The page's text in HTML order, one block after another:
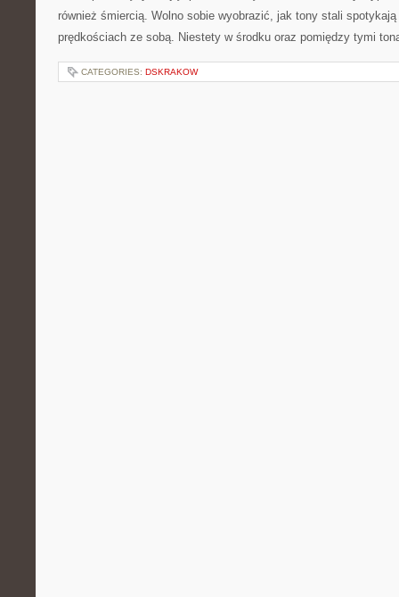
również śmiercią. Wolno sobie wyobrazić, jak tony stali
prędkościach ze sobą. Niestety w środku oraz pomiędzy tymi
CATEGORIES: DSKRAKOW